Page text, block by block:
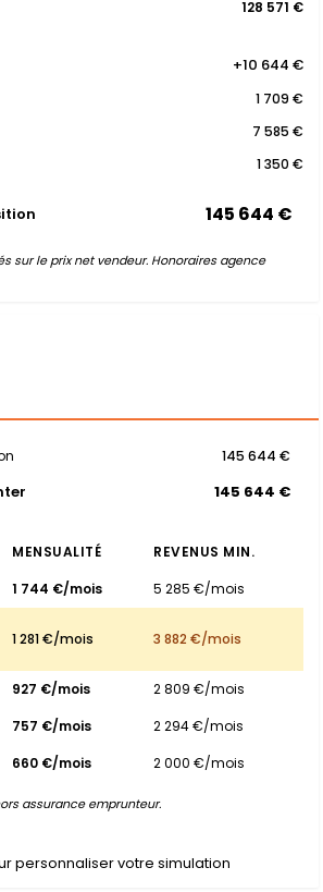
128 571 €
+10 644 €
1 709 €
7 585 €
1 350 €
145 644 €
sur le prix net vendeur. Honoraires agence
145 644 €
145 644 €
MENSUALITÉ
REVENUS MIN.
1 744 €/mois
5 285 €/mois
1 281 €/mois 3 882 €/mois
927 €/mois
2 809 €/mois
757 €/mois
2 294 €/mois
660 €/mois 2 000 €/mois
assurance emprunteur.
personnaliser votre simulation